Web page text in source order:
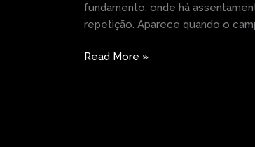
fundamento, onde há
repetição. Aparece quando o
Read More »